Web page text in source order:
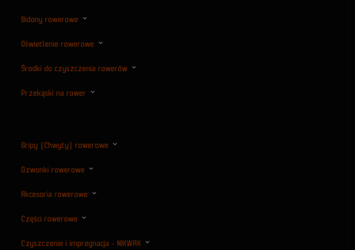
Bidony rowerowe
Oświetlenie rowerowe
Środki do czyszczenia rowerów
Przekąski na rower
Gripy (Chwyty) rowerowe
Dzwonki rowerowe
Akcesoria rowerowe
Części rowerowe
Czyszczenie i impregnacja - NIKWAX